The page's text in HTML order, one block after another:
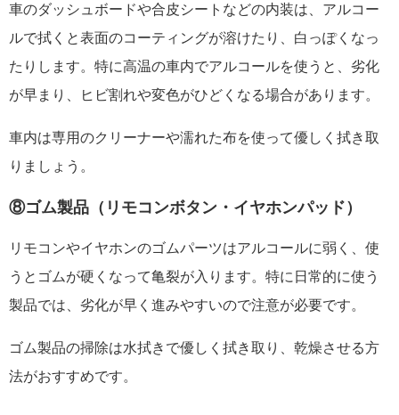
車のダッシュボードや合皮シートなどの内装は、アルコー
ルで拭くと表面のコーティングが溶けたり、白っぽくなっ
たりします。特に高温の車内でアルコールを使うと、劣化
が早まり、ヒビ割れや変色がひどくなる場合があります。
車内は専用のクリーナーや濡れた布を使って優しく拭き取
りましょう。
⑧ゴム製品（リモコンボタン・イヤホンパッド）
リモコンやイヤホンのゴムパーツはアルコールに弱く、使
うとゴムが硬くなって亀裂が入ります。特に日常的に使う
製品では、劣化が早く進みやすいので注意が必要です。
ゴム製品の掃除は水拭きで優しく拭き取り、乾燥させる方
法がおすすめです。